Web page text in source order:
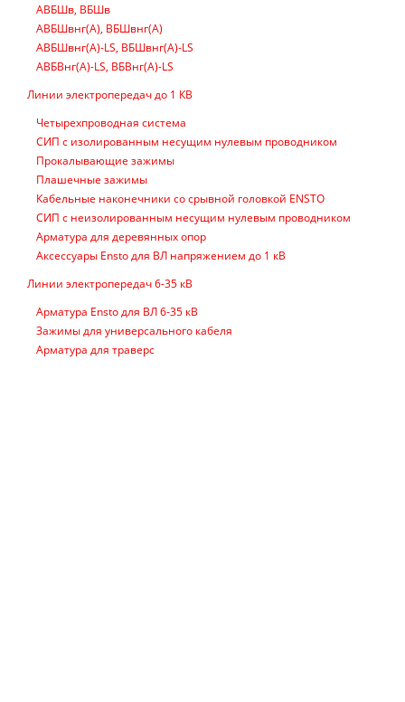
АВБШв, ВБШв
АВБШвнг(А), ВБШвнг(А)
АВБШвнг(А)-LS, ВБШвнг(А)-LS
АВБВнг(А)-LS, ВБВнг(А)-LS
Линии электропередач до 1 КВ
Четырехпроводная система
СИП с изолированным несущим нулевым проводником
Прокалывающие зажимы
Плашечные зажимы
Кабельные наконечники со срывной головкой ENSTO
СИП с неизолированным несущим нулевым проводником
Арматура для деревянных опор
Аксессуары Ensto для ВЛ напряжением до 1 кВ
Линии электропередач 6-35 кВ
Арматура Ensto для ВЛ 6-35 кВ
Зажимы для универсального кабеля
Арматура для траверс